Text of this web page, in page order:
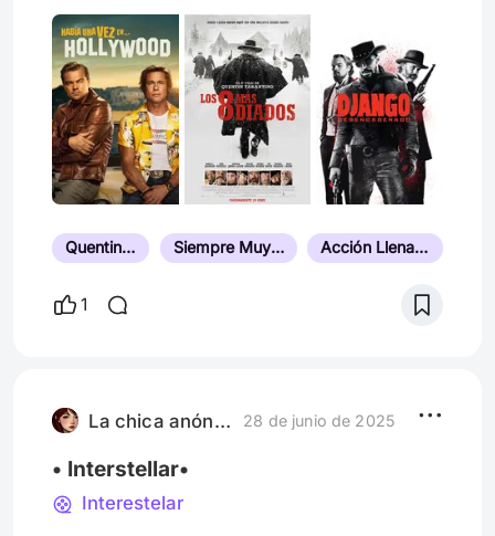
Quentin Tarantino Siempre Muy Bien Valorada Acción Llena de Adrenalina
1
La chica anónima 28 de junio de 2025
• Interstellar•
Interestelar